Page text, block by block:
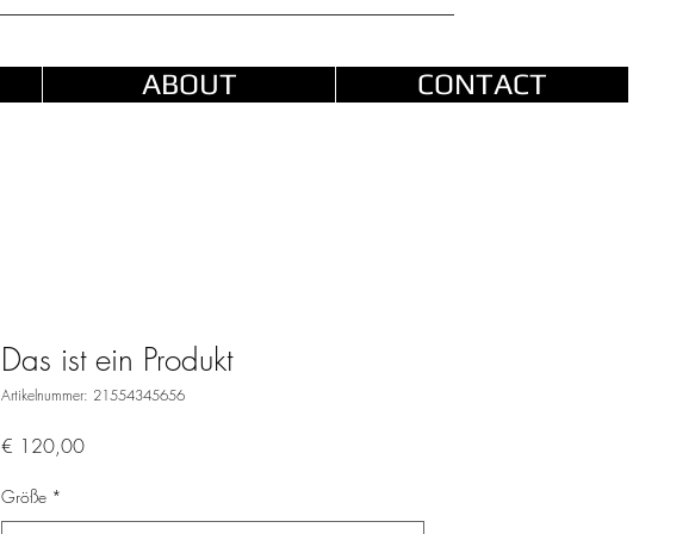
ABOUT CONTACT
Das ist ein Produkt
Artikelnummer: 21554345656
€ 120,00Preis
Größe *